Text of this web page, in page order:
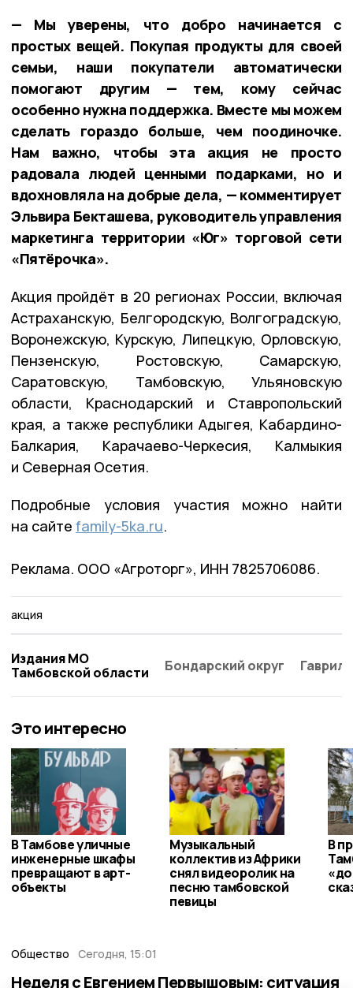
— Мы уверены, что добро начинается с
простых вещей. Покупая продукты для своей
семьи, наши покупатели автоматически
помогают другим — тем, кому сейчас
особенно нужна поддержка. Вместе мы можем
сделать гораздо больше, чем поодиночке.
Нам важно, чтобы эта акция не просто
радовала людей ценными подарками, но и
вдохновляла на добрые дела, — комментирует
Эльвира Бекташева, руководитель управления
маркетинга территории «Юг» торговой сети
«Пятёрочка».
Акция пройдёт в 20 регионах России, включая
Астраханскую, Белгородскую, Волгоградскую,
Воронежскую, Курскую, Липецкую, Орловскую,
Пензенскую, Ростовскую, Самарскую,
Саратовскую, Тамбовскую, Ульяновскую
области, Краснодарский и Ставропольский
края, а также республики Адыгея, Кабардино-
Балкария, Карачаево-Черкесия, Калмыкия
и Северная Осетия.
Подробные условия участия можно найти
на сайте family-5ka.ru.
Реклама. ООО «Агроторг», ИНН 7825706086.
акция
Издания МО
Тамбовской области
Бондарский округ
Это интересно
В Тамбове уличные
инженерные шкафы
превращают в арт-
объекты
Музыкальный
коллектив из Африки
снял видеоролик на
песню тамбовской
певицы
В
Общество Сегодня, 15:01
Неделя с Евгением Первышовым: ситуация